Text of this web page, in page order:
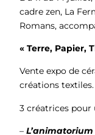
cadre zen, La
Romans,
« Terre, Papier,
Vente expo de
créations textiles.
3 créatrices pour
– L’animatorium